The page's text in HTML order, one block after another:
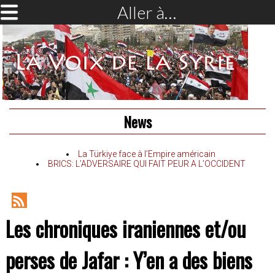
Aller à…
News
La Türkiye face à l’Empire américain
BRICS: L’ADVERSAIRE QUI FAIT PEUR A L’OCCIDENT
RSS
Les chroniques iraniennes et/ou
perses de Jafar : Y’en a des biens